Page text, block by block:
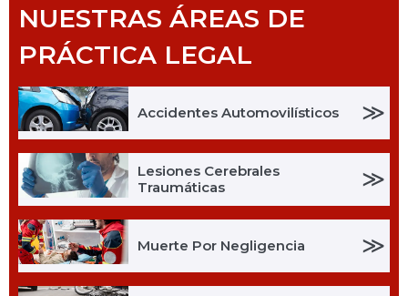
NUESTRAS ÁREAS DE
PRÁCTICA LEGAL
Accidentes Automovilísticos ≫
Lesiones Cerebrales
Traumáticas
≫
Muerte Por Negligencia ≫